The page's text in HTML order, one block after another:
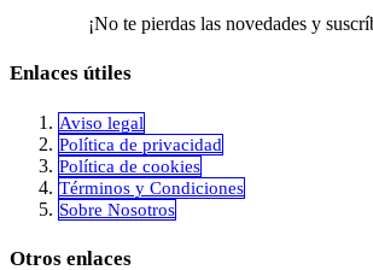
¡No te pierdas las novedades y
Enlaces útiles
Aviso legal
Política de privacidad
​Política de cookies
Términos y Condiciones
Sobre Nosotros
Otros enlaces